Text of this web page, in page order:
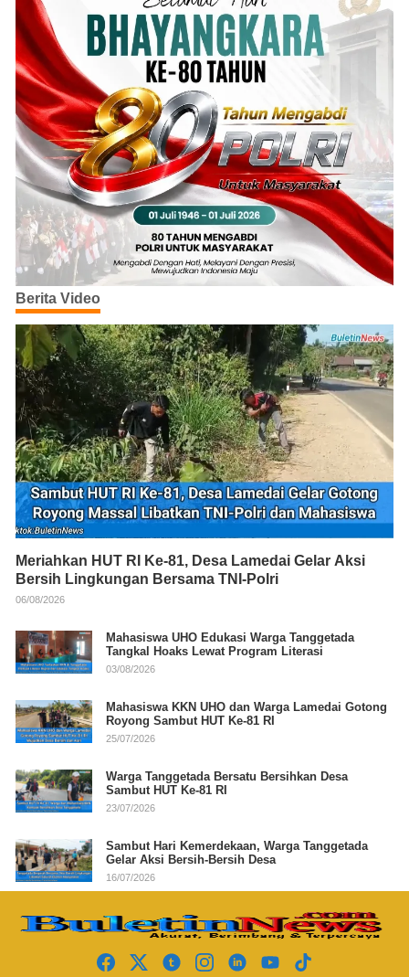
Berita Video
Meriahkan HUT RI Ke-81, Desa Lamedai Gelar Aksi
Bersih Lingkungan Bersama TNI-Polri
06/08/2026
Mahasiswa UHO Edukasi Warga Tanggetada
Tangkal Hoaks Lewat Program Literasi
03/08/2026
Mahasiswa KKN UHO dan Warga Lamedai Gotong
Royong Sambut HUT Ke-81 RI
25/07/2026
Warga Tanggetada Bersatu Bersihkan Desa
Sambut HUT Ke-81 RI
23/07/2026
Sambut Hari Kemerdekaan, Warga Tanggetada
Gelar Aksi Bersih-Bersih Desa
16/07/2026